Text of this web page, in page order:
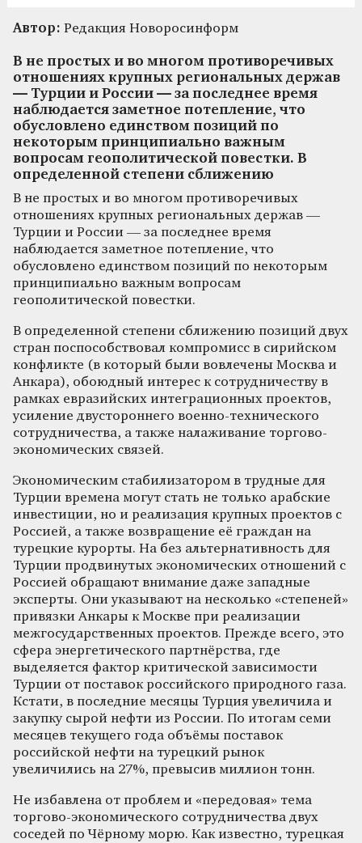
Автор: Редакция Новоросинформ
В не простых и во многом противоречивых
отношениях крупных региональных держав
— Турции и России — за последнее время
наблюдается заметное потепление, что
обусловлено единством позиций по
некоторым принципиально важным
вопросам геополитической повестки. В
определенной степени сближению
В не простых и во многом противоречивых
отношениях крупных региональных держав —
Турции и России — за последнее время
наблюдается заметное потепление, что
обусловлено единством позиций по некоторым
принципиально важным вопросам
геополитической повестки.
В определенной степени сближению позиций двух
стран поспособствовал компромисс в сирийском
конфликте (в который были вовлечены Москва и
Анкара), обоюдный интерес к сотрудничеству в
рамках евразийских интеграционных проектов,
усиление двустороннего военно-технического
сотрудничества, а также налаживание торгово-
экономических связей.
Экономическим стабилизатором в трудные для
Турции времена могут стать не только арабские
инвестиции, но и реализация крупных проектов с
Россией, а также возвращение её граждан на
турецкие курорты. На без альтернативность для
Турции продвинутых экономических отношений с
Россией обращают внимание даже западные
эксперты. Они указывают на несколько «степеней»
привязки Анкары к Москве при реализации
межгосударственных проектов. Прежде всего, это
сфера энергетического партнёрства, где
выделяется фактор критической зависимости
Турции от поставок российского природного газа.
Кстати, в последние месяцы Турция увеличила и
закупку сырой нефти из России. По итогам семи
месяцев текущего года объёмы поставок
российской нефти на турецкий рынок
увеличились на 27%, превысив миллион тонн.
Не избавлена от проблем и «передовая» тема
торгово-экономического сотрудничества двух
соседей по Чёрному морю. Как известно, турецкая